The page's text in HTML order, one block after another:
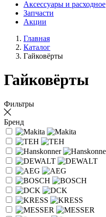
Аксессуары и расходное
Запчасти
Акции
Главная
Каталог
Гайковёрты
Гайковёрты
Фильтры
Бренд